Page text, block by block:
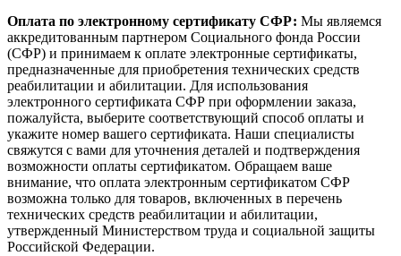
Оплата по электронному сертификату СФР: Мы являемся
аккредитованным партнером Социального фонда России
(СФР) и принимаем к оплате электронные сертификаты,
предназначенные для приобретения технических средств
реабилитации и абилитации. Для использования
электронного сертификата СФР при оформлении заказа,
пожалуйста, выберите соответствующий способ оплаты и
укажите номер вашего сертификата. Наши специалисты
свяжутся с вами для уточнения деталей и подтверждения
возможности оплаты сертификатом. Обращаем ваше
внимание, что оплата электронным сертификатом СФР
возможна только для товаров, включенных в перечень
технических средств реабилитации и абилитации,
утвержденный Министерством труда и социальной защиты
Российской Федерации.